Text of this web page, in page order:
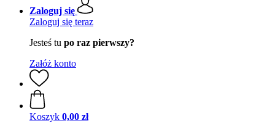
Zaloguj się
Zaloguj się teraz
Jesteś tu po raz pierwszy?
Załóż konto
Koszyk 0,00 zł